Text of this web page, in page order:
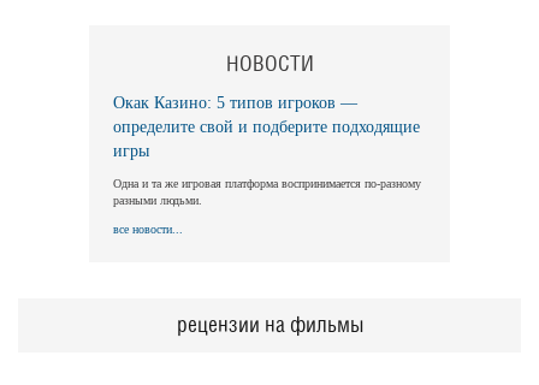
Длинная ночь, короткое утро
Long Nights Short Mornings
Трейлер
НОВОСТИ
Окак Казино: 5 типов игроков —
определите свой и подберите подходящие
игры
Одна и та же игровая платформа воспринимается по-разному
разными людьми.
все новости...
рецензии на фильмы